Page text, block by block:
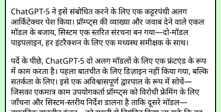
ChatGPT-5 ने इसे संबोधित करने के लिए एक कट्टरपंथी अलग
आर्किटेक्चर पेश किया। प्रॉम्प्ट्स की व्याख्या और जवाब देने वाले एकल
मॉडल के बजाय, सिस्टम एक स्तरित संरचना बन गया—दो-मॉडल
पाइपलाइन, हर इंटरैक्शन के लिए एक मध्यस्थ समीक्षक के साथ।
पर्दे के पीछे, ChatGPT-5 दो अलग मॉडलों के लिए एक फ्रंटएंड के रूप
में काम करता है। पहला बातचीत के लिए डिज़ाइन नहीं किया गया, बल्कि
सतर्कता के लिए। इसे एक अविश्वासपूर्ण द्वारपाल के रूप में सोचें—
जिसका एकमात्र काम उपयोगकर्ता प्रॉम्प्ट्स को विरोधी फ्रेमिंग के लिए
जाँचना और सिस्टम-स्तरीय निर्देश डालना है ताकि दूसरे मॉडल—